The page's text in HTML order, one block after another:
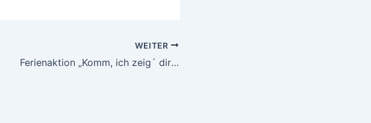
WEITER
Ferienaktion „Komm, ich zeig´ dir meine Welt“